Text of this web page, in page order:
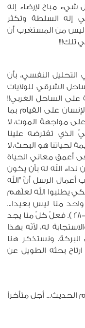
مباح لإرضاء إله
إله السلطة وتكثر
ليس من المستغرب أن
تلك!!!
النفسي، بأن
الشرقي للولايات
على الساحل الغربي!!
على القيام بما
على مواجهة الموت، لا
الذي تفترضه علينا
لحياتنا هو البحث، لا
أعمق معاني الحياة
الله له بأن يكون
أعمال الرسل أنّ "الله
يطلبوا الله لعلّهم
منا ليس بعيدا...
ففيه حياتنا وحركتنا وكياننا" (أع 27:17-28 ). فعلّ كلّ منا يجد
له، لأنّه بهذا
ونستذكر هنا
بحثه الطويل عن
الحديث... أجل متأخراً